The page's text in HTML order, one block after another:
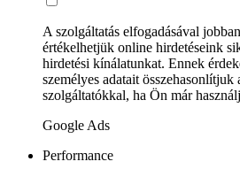
A szolgáltatás elfogadásával
értékelhetjük online hirdetéseink
hirdetési kínálatunkat. Ennek
személyes adatait
szolgáltatókkal, ha Ön már
Google Ads
Performance